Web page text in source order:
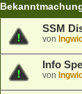
SSM
von
Info
von